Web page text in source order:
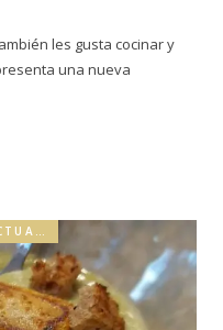
les gusta cocinar y
una nueva